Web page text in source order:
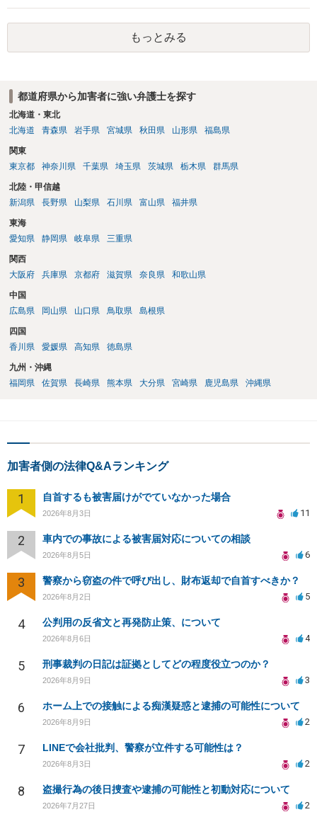
（事件性）とともに，誰の行為かの判断がされる（犯人性）が必要な
のですが，現認時に警察が臨場できる場合以外は，基本的に犯人性を
特定することができません。もちろん，常習性が顕著で，既に前科を
有していて警察に把握されていれば別ですが，そのような方は，この
握されていることがありませんので，犯人性が特定されることはあり
ません。したがって，自分が犯人であるとされることはないのです。
ですから，相談者の場合は，大丈夫です。安心してください。それで
れば，酔っていて偶然の出来事か，意図的に偶然を装うように触った
のかは，わかります。触る瞬間ではなくて，触るまでの状況の方が重
要です。酔っていてふらついていたのであれば，そのときだけふらつ
くなるわけではありません。ですから，本件では，意図的だと疑われ
ることはないと思います。その雰囲気は，当たってしまった女性にも
伝わっていたのでしょう。ですから大丈夫です。なお，故意は，主観
人の話（故意を否認する話）が実際の状況と矛盾しないかだけの話で
す。 ②について 犯人性が特定できませんから，逮捕や呼出の可能性は
ないと思います。 ③について ②がないので，③はそもそもないことが
前提なので，期間も考えなくて大丈夫です。 というわけで，本件は大
をつけてくださいね。それが一番大事です。
もっとみる
都道府県から加害者に強い弁護士を探す
北海道・東北
北海道
青森県 岩手県 宮城県 秋田県 山形県 福島県
関東
東京都
神奈川県 千葉県 埼玉県 茨城県 栃木県 群馬県
北陸・甲信越
新潟県
長野県 山梨県 石川県 富山県 福井県
東海
愛知県
静岡県 岐阜県 三重県
関西
大阪府
兵庫県 京都府 滋賀県 奈良県 和歌山県
中国
広島県
岡山県 山口県 鳥取県 島根県
四国
香川県
愛媛県 高知県 徳島県
九州・沖縄
福岡県
佐賀県 長崎県 熊本県 大分県 宮崎県 鹿児島県 沖縄県
加害者側の法律Q&Aランキング
1 自首するも被害届けがでていなかった場合
2026年8月3日 11
2 車内での事故による被害届対応についての相談
2026年8月5日 6
3 警察から窃盗の件で呼び出し、財布返却で自首すべきか？
2026年8月2日 5
4 公判用の反省文と再発防止策、について
2026年8月6日 4
5 刑事裁判の日記は証拠としてどの程度役立つのか？
2026年8月9日 3
6 ホーム上での接触による痴漢疑惑と逮捕の可能性について
2026年8月9日 2
7 LINEで会社批判、警察が立件する可能性は？
2026年8月3日 2
8 盗撮行為の後日捜査や逮捕の可能性と初動対応について
2026年7月27日 2